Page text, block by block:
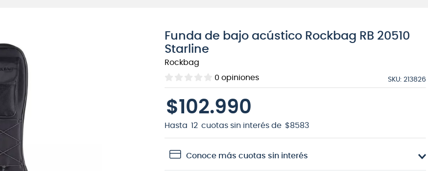
Funda de bajo acústico Rockbag RB 20510
Starline
Rockbag
0 opiniones SKU: 213826
$102.990
Hasta 12 cuotas sin interés de $8583
Conoce más cuotas sin interés
electrica
electroacústica